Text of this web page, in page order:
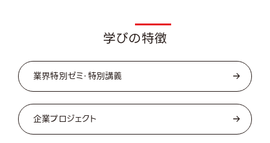
学びの特徴
業界特別ゼミ・特別講義
企業プロジェクト